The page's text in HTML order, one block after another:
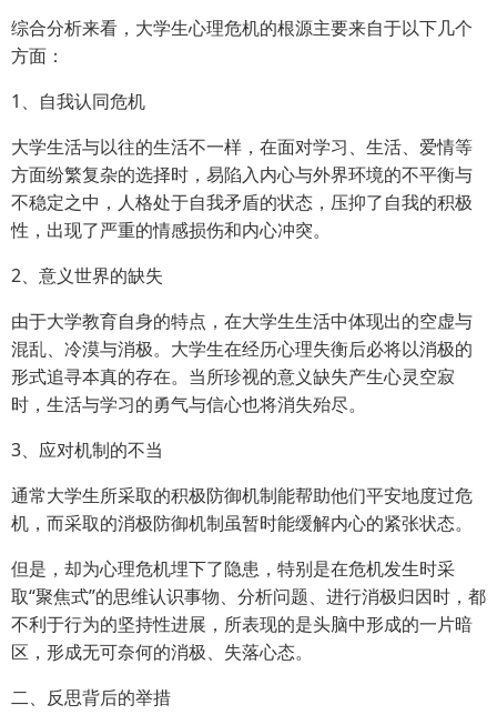
综合分析来看，大学生心理危机的根源主要来自于以下几个
方面：
1、自我认同危机
大学生活与以往的生活不一样，在面对学习、生活、爱情等
方面纷繁复杂的选择时，易陷入内心与外界环境的不平衡与
不稳定之中，人格处于自我矛盾的状态，压抑了自我的积极
性，出现了严重的情感损伤和内心冲突。
2、意义世界的缺失
由于大学教育自身的特点，在大学生生活中体现出的空虚与
混乱、冷漠与消极。大学生在经历心理失衡后必将以消极的
形式追寻本真的存在。当所珍视的意义缺失产生心灵空寂
时，生活与学习的勇气与信心也将消失殆尽。
3、应对机制的不当
通常大学生所采取的积极防御机制能帮助他们平安地度过危
机，而采取的消极防御机制虽暂时能缓解内心的紧张状态。
但是，却为心理危机埋下了隐患，特别是在危机发生时采
取“聚焦式”的思维认识事物、分析问题、进行消极归因时，都
不利于行为的坚持性进展，所表现的是头脑中形成的一片暗
区，形成无可奈何的消极、失落心态。
二、反思背后的举措